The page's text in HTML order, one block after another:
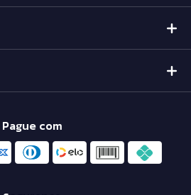
Pague com